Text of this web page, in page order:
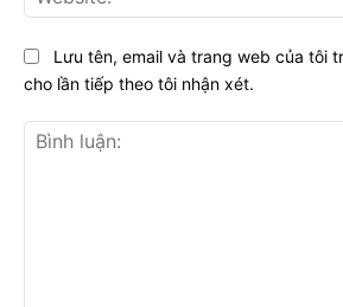
Lưu tên, email và trang web của tôi
cho lần tiếp theo tôi nhận xét.